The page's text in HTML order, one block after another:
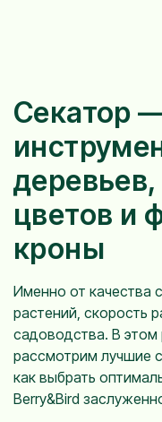
Секатор
деревьев,
цветов и
кроны
Именно от качества
растений, скорость
садоводства. В этом
рассмотрим лучшие
как выбрать
Berry&Bird